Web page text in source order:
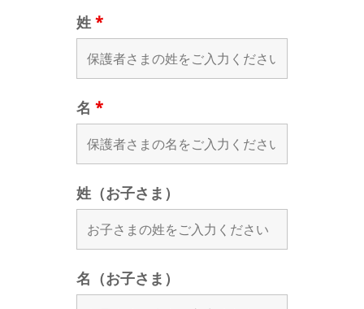
姓 *
名 *
姓（お子さま）
名（お子さま）